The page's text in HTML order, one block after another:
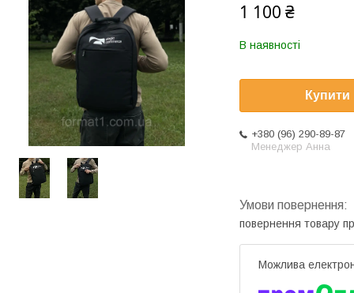
1 100 ₴
В наявності
Купити
+380 (96) 290-89-87
Менеджер Анна
повернення товару